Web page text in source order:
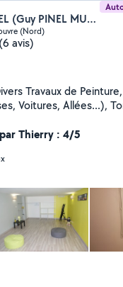
Guy PINEL (Guy PINEL MULTISERVICES)
(Nord)
(6 avis)
Travaux de Peinture,
Voitures, Allées...),
de Courses,
Thierry : 4/5